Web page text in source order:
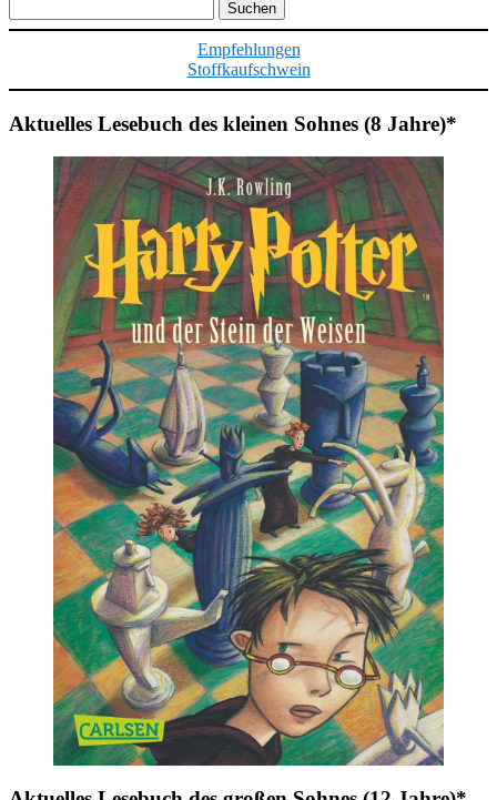
nach:
Empfehlungen
Stoffkaufschwein
Aktuelles Lesebuch des kleinen Sohnes (8 Jahre)*